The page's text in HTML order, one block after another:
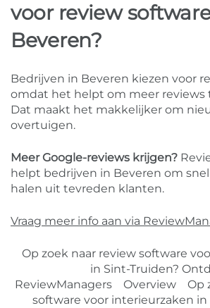
voor review
Beveren?
Bedrijven in Beveren kiezen voor
omdat het helpt om meer reviews
Dat maakt het makkelijker om
overtuigen.
Meer Google-reviews krijgen?
helpt bedrijven in Beveren om
halen uit tevreden klanten.
Vraag meer info aan via
Op zoek naar review software
in Sint-Truiden?
ReviewManagers
Overview
Op
software voor interieurzaken